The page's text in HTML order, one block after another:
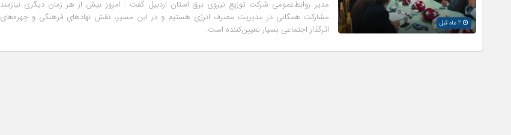
مدیر روابط‌عمومی شرکت توزیع نیروی برق استان اردبیل گفت : امروز بیش از هر زمان دیگری نیازمند
مشارکت همگانی در مدیریت مصرف انرژی هستیم و در این مسیر، نقش نهادهای فرهنگی و چهره‌های
اثرگذار اجتماعی بسیار تعیین‌کننده است.